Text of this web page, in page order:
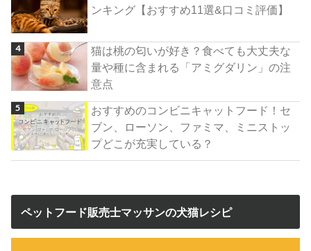
ンキング【おすすめ11選&口コミ評価】
猫は桃の匂いが好き？食べても大丈夫な
量や種に含まれる「アミグダリン」の注
意点
おすすめのコンビニキャットフード！セ
ブン、ローソン、ファミマ、ミニストッ
プどこが充実している？
ペットフード販売士マッサンの犬猫レシピ